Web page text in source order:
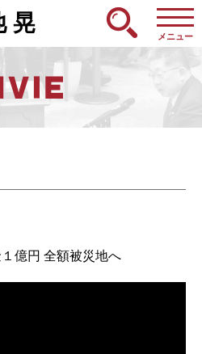
晃
メニュー
億円 全額被災地へ